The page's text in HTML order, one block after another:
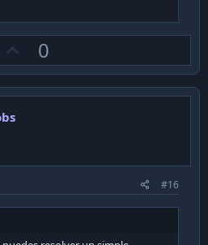
p
v
0
#16